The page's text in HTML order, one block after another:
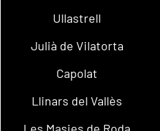
Ullastrell
Julià de Vilatorta
Capolat
Llinars del Vallès
Les Masies de Roda